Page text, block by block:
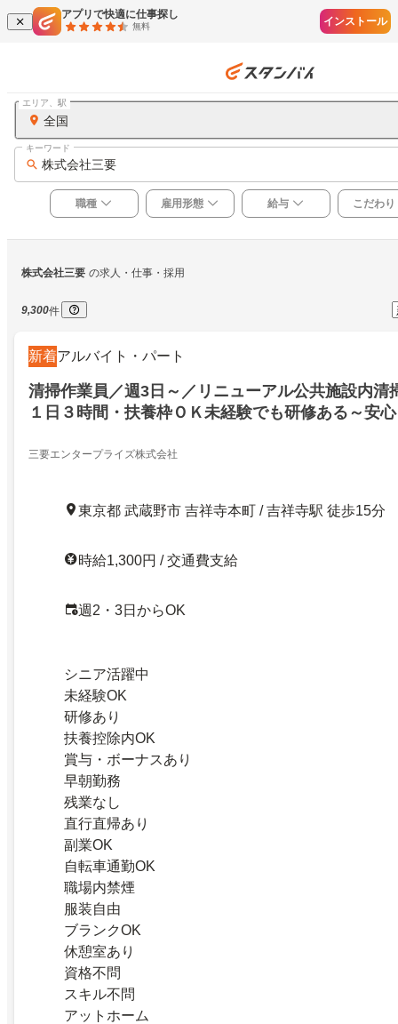
アプリで快適に仕事探し
無料 インストール
全国
エリア、駅
株式会社三要
キーワード
職種 雇用形態 給与 こだわり
株式会社三要 の求人・仕事・採用
9,300件
新着アルバイト・パート
清掃作業員／週3日～／リニューアル公共施設内清
１日３時間・扶養枠ＯＫ未経験でも研修ある～安
三要エンタープライズ株式会社
東京都 武蔵野市 吉祥寺本町 / 吉祥寺駅 徒歩15分
時給1,300円 / 交通費支給
週2・3日からOK
シニア活躍中
未経験OK
研修あり
扶養控除内OK
賞与・ボーナスあり
早朝勤務
残業なし
直行直帰あり
副業OK
自転車通勤OK
職場内禁煙
服装自由
ブランクOK
休憩室あり
資格不問
スキル不問
アットホーム